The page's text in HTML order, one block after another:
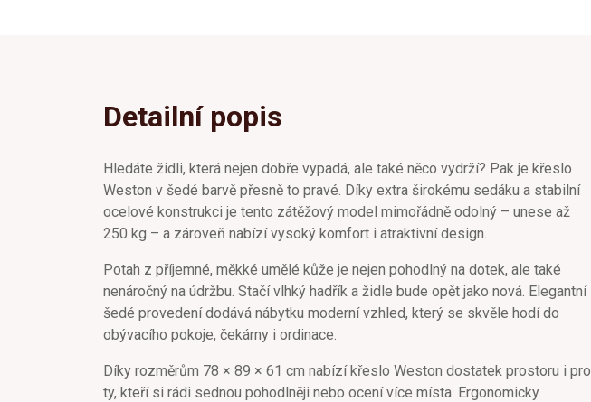
Detailní popis
Hledáte židli, která nejen dobře vypadá, ale také něco vydrží? Pak je křeslo
Weston v šedé barvě přesně to pravé. Díky extra širokému sedáku a stabilní
ocelové konstrukci je tento zátěžový model mimořádně odolný – unese až
250 kg – a zároveň nabízí vysoký komfort i atraktivní design.
Potah z příjemné, měkké umělé kůže je nejen pohodlný na dotek, ale také
nenáročný na údržbu. Stačí vlhký hadřík a židle bude opět jako nová. Elegantní
šedé provedení dodává nábytku moderní vzhled, který se skvěle hodí do
obývacího pokoje, čekárny i ordinace.
Díky rozměrům 78 × 89 × 61 cm nabízí křeslo Weston dostatek prostoru i pro
ty, kteří si rádi sednou pohodlněji nebo ocení více místa. Ergonomicky